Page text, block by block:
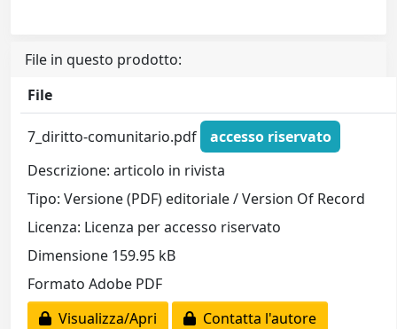
File in questo prodotto:
File
7_diritto-comunitario.pdf
accesso riservato
Descrizione: articolo in rivista
Tipo: Versione (PDF) editoriale / Version Of Record
Licenza: Licenza per accesso riservato
Dimensione 159.95 kB
Formato Adobe PDF
Visualizza/Apri
Contatta l'autore